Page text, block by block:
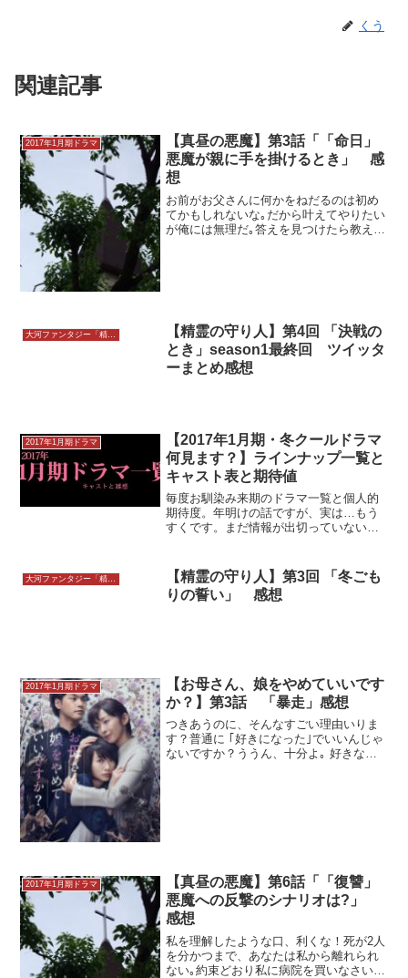
くう
関連記事
2017年1月期ドラマ
【真昼の悪魔】第3話「「命日」
悪魔が親に手を掛けるとき」 感
想
お前がお父さんに何かをねだるのは初め
てかもしれないな｡だから叶えてやりたい
が俺には無理だ｡答えを見つけたら教えて
【精霊の守り人】第4回 「決戦の
とき」season1最終回 ツイッタ
ーまとめ感想
2017年1月期ドラマ
【2017年1月期・冬クールドラマ
何見ます？】ラインナップ一覧と
キャスト表と期待値
毎度お馴染み来期のドラマ一覧と個人的
期待度。年明けの話ですが、実は…もう
すくです。まだ情報が出切っていないの
公式サイト、または仮サイトなどにリン
クしています。曜日/時...
大河ファンタジー「精霊の守り人」
【精霊の守り人】第3回 「冬ごも
りの誓い」 感想
2017年1月期ドラマ
【お母さん、娘をやめていいです
か？】第3話 「暴走」感想
つきあうのに、そんなすごい理由いりま
す？普通に ｢好きになった｣でいいんじゃ
ないですか？ううん、十分よ｡ 好きなら
2017年1月期ドラマ
【真昼の悪魔】第6話「「復讐」
悪魔への反撃のシナリオは?」
感想
私を理解したような口、利くな！死が2人
を分かつまで、あなたは私から離れられ
ない｡約束どおり私に病院を買いなさい｡